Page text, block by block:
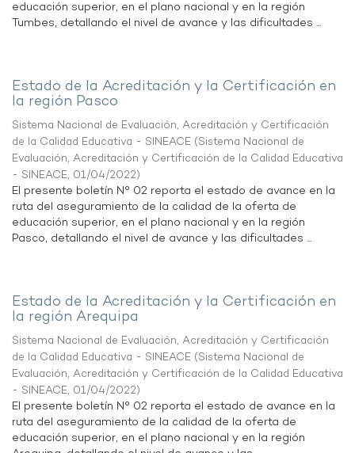
educación superior, en el plano nacional y en la región
Tumbes, detallando el nivel de avance y las dificultades ...
Estado de la Acreditación y la Certificación en
la región Pasco
Sistema Nacional de Evaluación, Acreditación y Certificación
de la Calidad Educativa - SINEACE (Sistema Nacional de
Evaluación, Acreditación y Certificación de la Calidad Educativa
- SINEACE, 01/04/2022)
El presente boletín N° 02 reporta el estado de avance en la
ruta del aseguramiento de la calidad de la oferta de
educación superior, en el plano nacional y en la región
Pasco, detallando el nivel de avance y las dificultades ...
Estado de la Acreditación y la Certificación en
la región Arequipa
Sistema Nacional de Evaluación, Acreditación y Certificación
de la Calidad Educativa - SINEACE (Sistema Nacional de
Evaluación, Acreditación y Certificación de la Calidad Educativa
- SINEACE, 01/04/2022)
El presente boletín N° 02 reporta el estado de avance en la
ruta del aseguramiento de la calidad de la oferta de
educación superior, en el plano nacional y en la región